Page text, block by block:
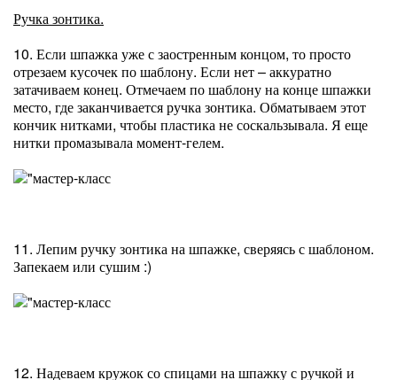
Ручка зонтика.
10. Если шпажка уже с заостренным концом, то просто
отрезаем кусочек по шаблону. Если нет – аккуратно
затачиваем конец. Отмечаем по шаблону на конце шпажки
место, где заканчивается ручка зонтика. Обматываем этот
кончик нитками, чтобы пластика не соскальзывала. Я еще
нитки промазывала момент-гелем.
11. Лепим ручку зонтика на шпажке, сверяясь с шаблоном.
Запекаем или сушим :)
12. Надеваем кружок со спицами на шпажку с ручкой и